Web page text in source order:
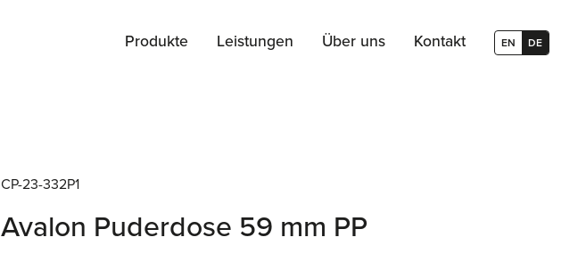
Produkte Leistungen Über uns Kontakt EN DE
CP-23-332P1
Avalon Puderdose 59 mm PP